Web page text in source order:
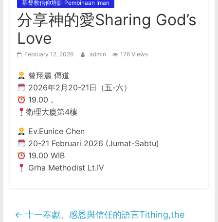
語
恩
典
堂
JEMAAT
GRATIA
BERBAHASA
TIONGHOA
基督教信仰培訓 Pembinaan Iman
分享神的愛Sharing God’s
Love
February 12, 2026 admin 176 Views
曾翔麗 傳道
2026年2月20-21日（五-六）
19.00，
衛理大廈第4樓
Ev.Eunice Chen
20-21 Februari 2026 (Jumat-Sabtu)
19.00 WIB
Grha Methodist Lt.IV
← 十一奉獻、感恩與信任的語言Tithing,the